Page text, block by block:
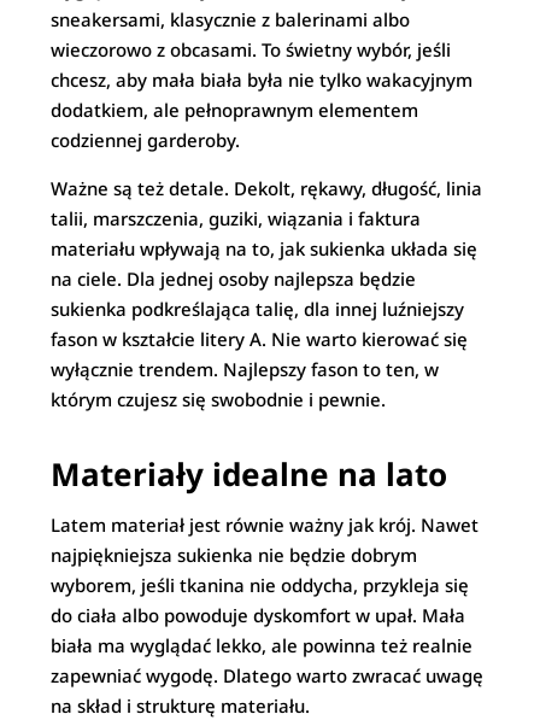
sneakersami, klasycznie z balerinami albo
wieczorowo z obcasami. To świetny wybór, jeśli
chcesz, aby mała biała była nie tylko wakacyjnym
dodatkiem, ale pełnoprawnym elementem
codziennej garderoby.
Ważne są też detale. Dekolt, rękawy, długość, linia
talii, marszczenia, guziki, wiązania i faktura
materiału wpływają na to, jak sukienka układa się
na ciele. Dla jednej osoby najlepsza będzie
sukienka podkreślająca talię, dla innej luźniejszy
fason w kształcie litery A. Nie warto kierować się
wyłącznie trendem. Najlepszy fason to ten, w
którym czujesz się swobodnie i pewnie.
Materiały idealne na lato
Latem materiał jest równie ważny jak krój. Nawet
najpiękniejsza sukienka nie będzie dobrym
wyborem, jeśli tkanina nie oddycha, przykleja się
do ciała albo powoduje dyskomfort w upał. Mała
biała ma wyglądać lekko, ale powinna też realnie
zapewniać wygodę. Dlatego warto zwracać uwagę
na skład i strukturę materiału.